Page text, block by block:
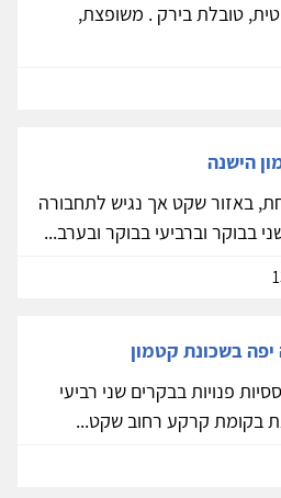
טובלת בירק . משופצת,
הישנה
באזור שקט אך נגיש לתחבורה
בבוקר וברביעי בבוקר ובערב...
יפה בשכונת קטמון
פנויות בבקרים שני רביעי
בקומת קרקע רחוב שקט...